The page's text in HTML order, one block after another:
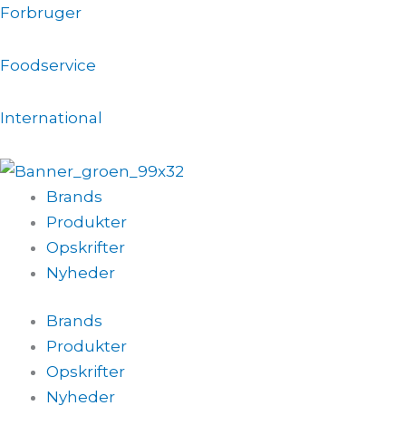
Gå
indholdet
Forbruger
Foodservice
International
Brands
Produkter
Opskrifter
Nyheder
Brands
Produkter
Opskrifter
Nyheder